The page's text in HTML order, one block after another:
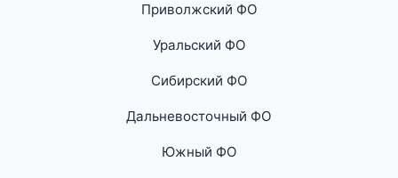
Приволжский ФО
Уральский ФО
Сибирский ФО
Дальневосточный ФО
Южный ФО